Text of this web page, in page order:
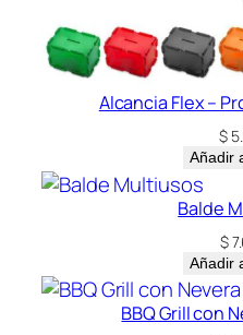
Alcancia Flex –
$
Añadir
Balde
$
Añadir
BBQ Grill con